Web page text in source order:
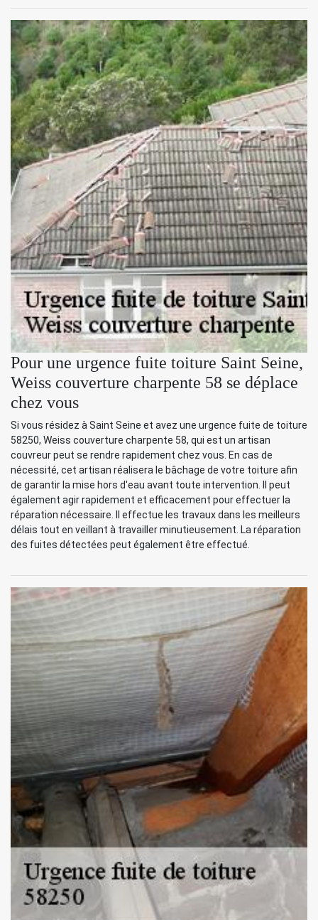
Pour une urgence fuite toiture Saint Seine,
Weiss couverture charpente 58 se déplace
chez vous
Si vous résidez à Saint Seine et avez une urgence fuite de toiture
58250, Weiss couverture charpente 58, qui est un artisan
couvreur peut se rendre rapidement chez vous. En cas de
nécessité, cet artisan réalisera le bâchage de votre toiture afin
de garantir la mise hors d'eau avant toute intervention. Il peut
également agir rapidement et efficacement pour effectuer la
réparation nécessaire. Il effectue les travaux dans les meilleurs
délais tout en veillant à travailler minutieusement. La réparation
des fuites détectées peut également être effectué.